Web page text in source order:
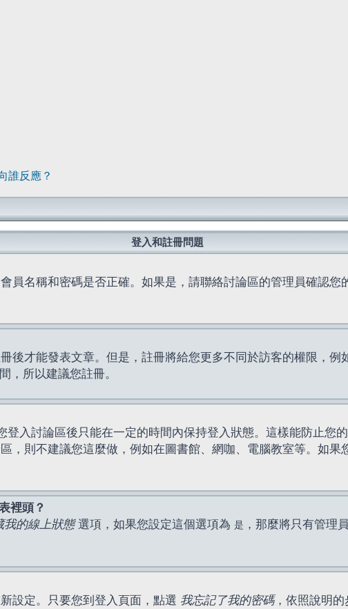
誰反應？
登入和註冊問題
員名稱和密碼是否正確。如果是，請聯絡討論區的管理員確認
後才能發表文章。但是，註冊將給您更多不同於訪客的權限，例
，所以建議您註冊。
登入討論區後只能在一定的時間內保持登入狀態。這樣能防止您
，則不建議您這麼做，例如在圖書館、網咖、電腦教室等。如
裡頭？
我的線上狀態選項，如果您設定這個選項為 是 ，那麼將只有管理
設定。只要您到登入頁面，點選 我忘記了我的密碼，依照說明